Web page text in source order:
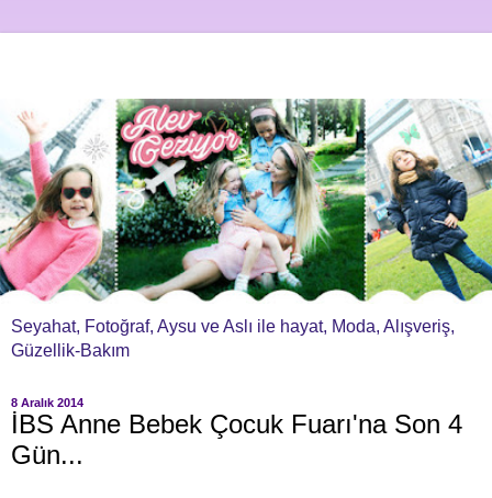
Seyahat, Fotoğraf, Aysu ve Aslı ile hayat, Moda, Alışveriş,
Güzellik-Bakım
8 Aralık 2014
İBS Anne Bebek Çocuk Fuarı'na Son 4
Gün...